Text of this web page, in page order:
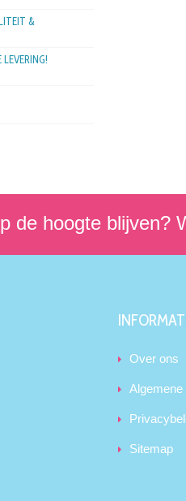
&
LEVERING!
de hoogte blijven?
Over ons
Sitemap